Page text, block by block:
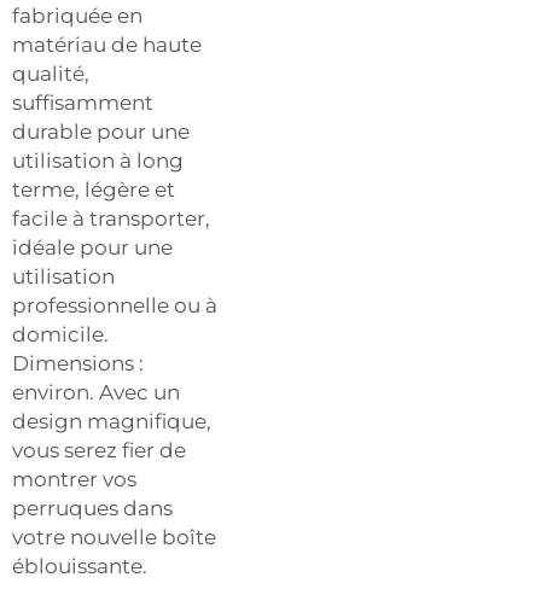
fabriquée en
matériau de haute
qualité,
suffisamment
durable pour une
utilisation à long
terme, légère et
facile à transporter,
idéale pour une
utilisation
professionnelle ou à
domicile.
Dimensions :
environ. Avec un
design magnifique,
vous serez fier de
montrer vos
perruques dans
votre nouvelle boîte
éblouissante.